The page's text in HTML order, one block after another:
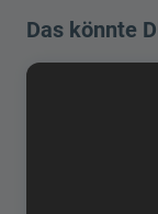
Das könnte